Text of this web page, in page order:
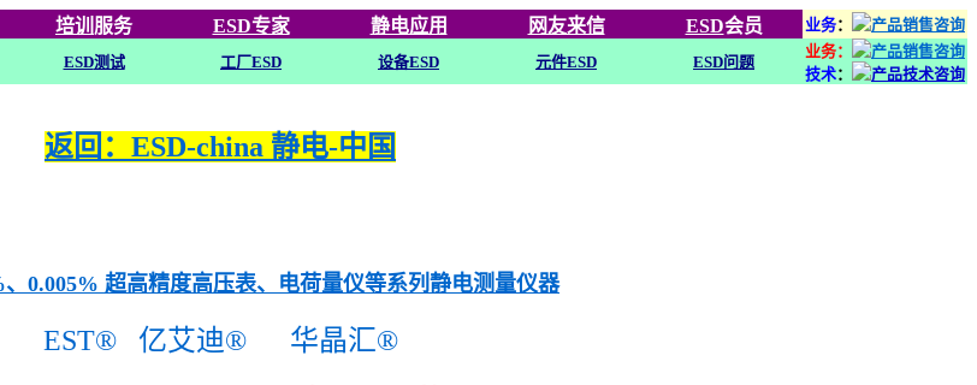
培训 服务 ESD专家 静电应用 网友来信 ESD会员 业务：
ESD测试 工厂ESD 设备ESD 元件ESD ESD问题
业务：
技术：
返回：ESD-china 静电-中国
、0.005% 超高精度高压表、电荷量仪等系列静电测量仪器
EST® 亿艾迪®
华晶汇®